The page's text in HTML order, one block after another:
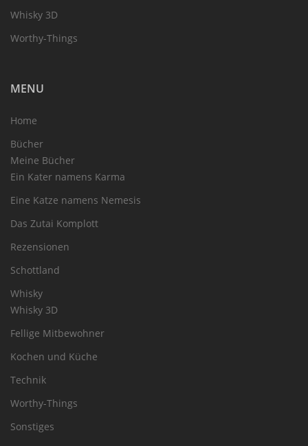
Whisky 3D
Worthy-Things
MENU
Home
Bücher
Meine Bücher
Ein Kater namens Karma
Eine Katze namens Nemesis
Das Zutai Komplott
Rezensionen
Schottland
Whisky
Whisky 3D
Fellige Mitbewohner
Kochen und Küche
Technik
Worthy-Things
Sonstiges